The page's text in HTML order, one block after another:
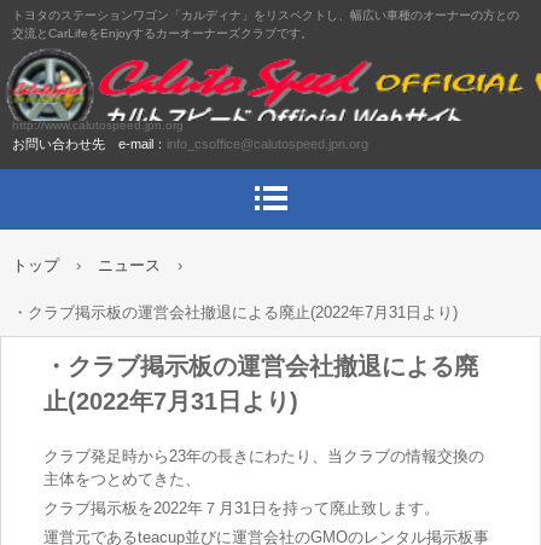
トヨタのステーションワゴン「カルディナ」をリスペクトし、幅広い車種のオーナーの方との
交流とCarLifeをEnjoyするカーオーナーズクラブです。
http://www.calutospeed.jpn.org
お問い合わせ先 e-mail： info_csoffice@calutospeed.jpn.org
トップ › ニュース ›
・クラブ掲示板の運営会社撤退による廃止(2022年7月31日より)
・クラブ掲示板の運営会社撤退による廃
止(2022年7月31日より)
クラブ発足時から23年の長きにわたり、当クラブの情報交換の
主体をつとめてきた、
クラブ掲示板を2022年７月31日を持って廃止致します。
運営元であるteacup並びに運営会社のGMOのレンタル掲示板事